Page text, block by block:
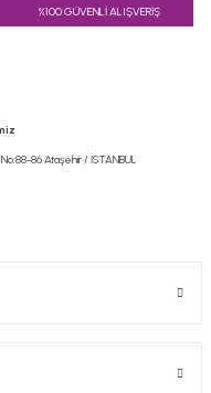
%100 GÜVENLİ ALIŞVERİŞ
86 Ataşehir / İSTANBUL